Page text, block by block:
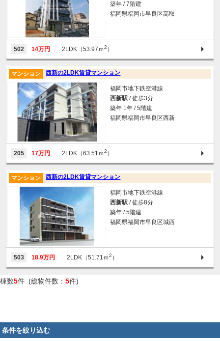
築年 / 7階建
福岡県福岡市早良区高取
502 14万円 2LDK（53.97ｍ2 ）
西新の2LDK賃貸マンション
マンション
福岡市地下鉄空港線
西新駅 / 徒歩3分
築年 1年 / 5階建
福岡県福岡市早良区西新
205 17万円 2LDK（63.51ｍ2 ）
西新の2LDK賃貸マンション
マンション
福岡市地下鉄空港線
西新駅 / 徒歩8分
築年 / 5階建
福岡県福岡市早良区城西
503 18.9万円 2LDK（51.71ｍ2 ）
棟数5件 (総物件数： 5件)
条件を絞り込む